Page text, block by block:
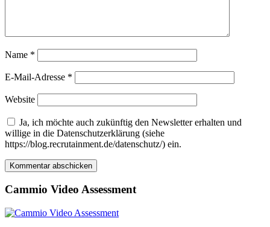
Name *
E-Mail-Adresse *
Website
Ja, ich möchte auch zukünftig den Newsletter erhalten und
willige in die Datenschutzerklärung (siehe
https://blog.recrutainment.de/datenschutz/) ein.
Cammio Video Assessment